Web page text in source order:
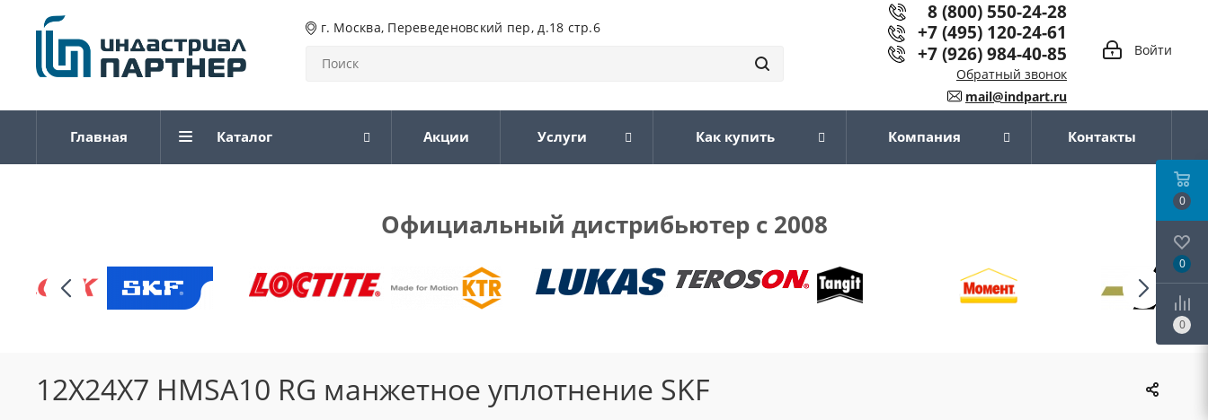
г. Москва, Переведеновский пер, д.18 стр.6
Войти
8 (800) 550-24-28
+7 (495) 120-24-61
+7 (926) 984-40-85
Обратный звонок
mail@indpart.ru
Главная Каталог Акции Услуги Как купить Компания Контакты
Официальный дистрибьютер с 2008
12X24X7 HMSA10 RG манжетное уплотнение SKF
0
0
0